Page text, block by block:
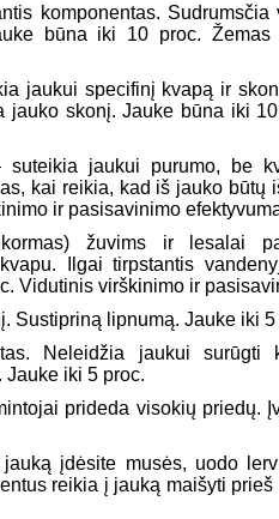
komponentas. Sudrumsčia
būna iki 10 proc. Žemas
jaukui specifinį kvapą ir
jauko skonį. Jauke būna iki
suteikia jaukui purumo, be
kai reikia, kad iš jauko būtų
ir pasisavinimo
žuvims ir lesalai
Ilgai tirpstantis
Vidutinis virškinimo ir
Sustipriną lipnumą. Jauke iki 5
Neleidžia jaukui surūgti
iki 5 proc.
prideda visokių priedų.
įdėsite musės, uodo
reikia į jauką maišyti